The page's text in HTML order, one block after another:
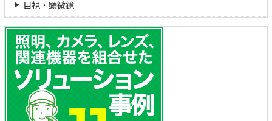
目視・顕微鏡